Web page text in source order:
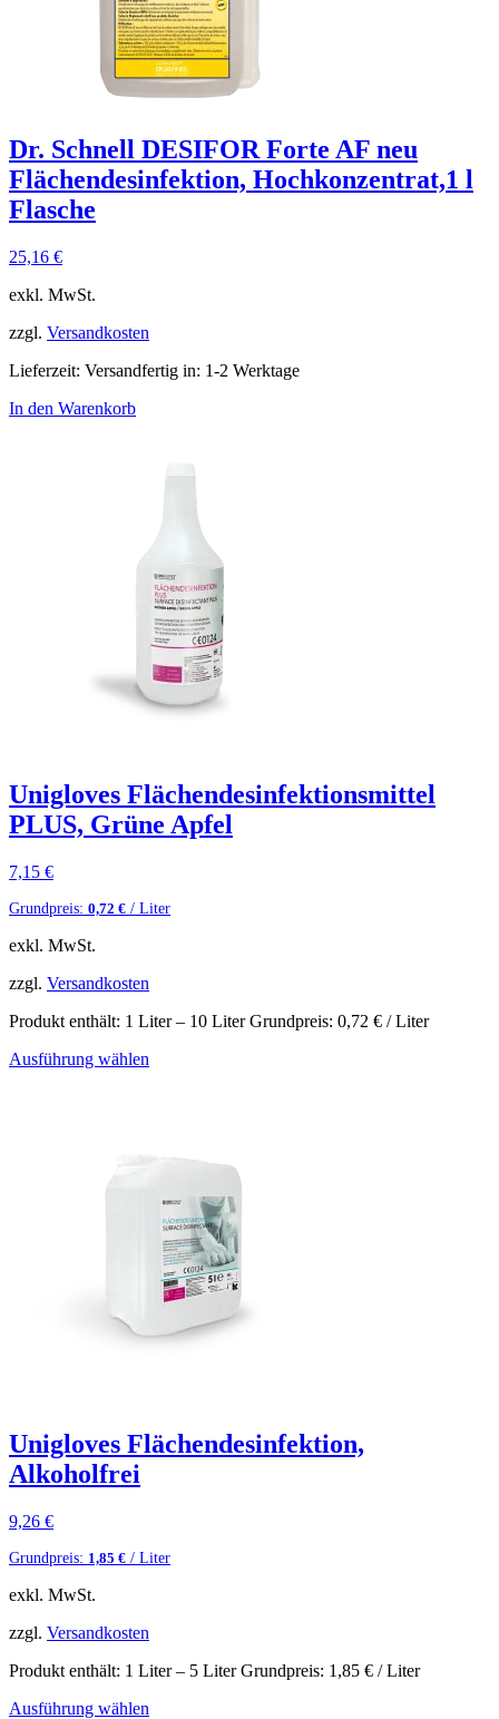
Dr. Schnell DESIFOR Forte AF neu
Flächendesinfektion, Hochkonzentrat,1 l
Flasche
25,16 €
exkl. MwSt.
zzgl. Versandkosten
Lieferzeit: Versandfertig in: 1-2 Werktage
In den Warenkorb
Unigloves Flächendesinfektionsmittel
PLUS, Grüne Apfel
7,15 €
Grundpreis: 0,72 € / Liter
exkl. MwSt.
zzgl. Versandkosten
Produkt enthält: 1 Liter– 10 LiterGrundpreis: 0,72 € / Liter
Ausführung wählen
Unigloves Flächendesinfektion,
Alkoholfrei
9,26 €
Grundpreis: 1,85 € / Liter
exkl. MwSt.
zzgl. Versandkosten
Produkt enthält: 1 Liter– 5 LiterGrundpreis: 1,85 € / Liter
Ausführung wählen